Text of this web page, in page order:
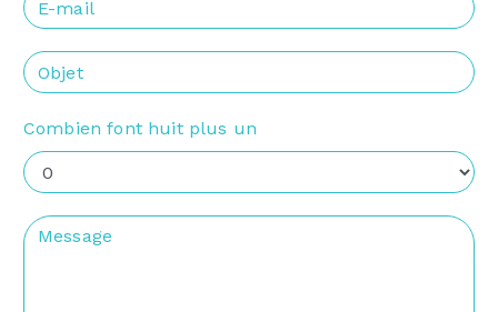
Combien font huit plus un